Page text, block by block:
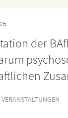
der
VERANSTALTUNGEN